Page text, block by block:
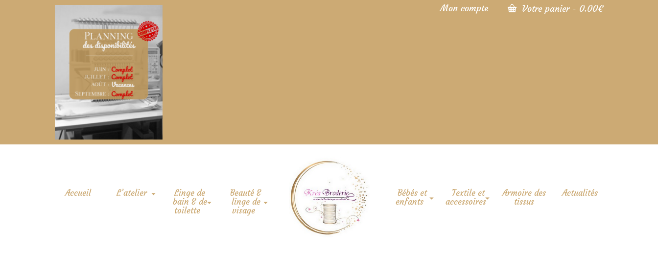
Mon compte Votre panier - 0.00€
Accueil L’atelier
Linge de
bain & de
toilette
Beauté &
linge de
visage
Bébés et
enfants
Textile et
accessoires
Armoire des
tissus
Actualités